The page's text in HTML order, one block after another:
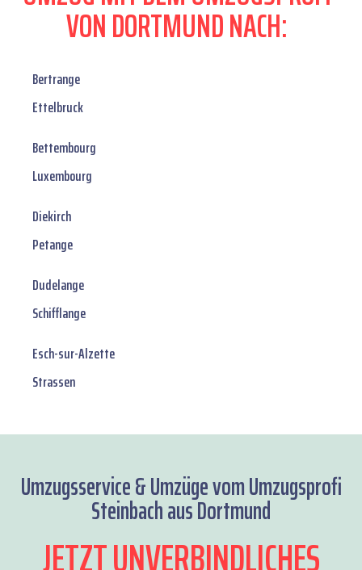
VON DORTMUND NACH:
Bertrange
Ettelbruck
Bettembourg
Luxembourg
Diekirch
Petange
Dudelange
Schifflange
Esch-sur-Alzette
Strassen
Umzugsservice & Umzüge vom Umzugsprofi
Steinbach aus Dortmund